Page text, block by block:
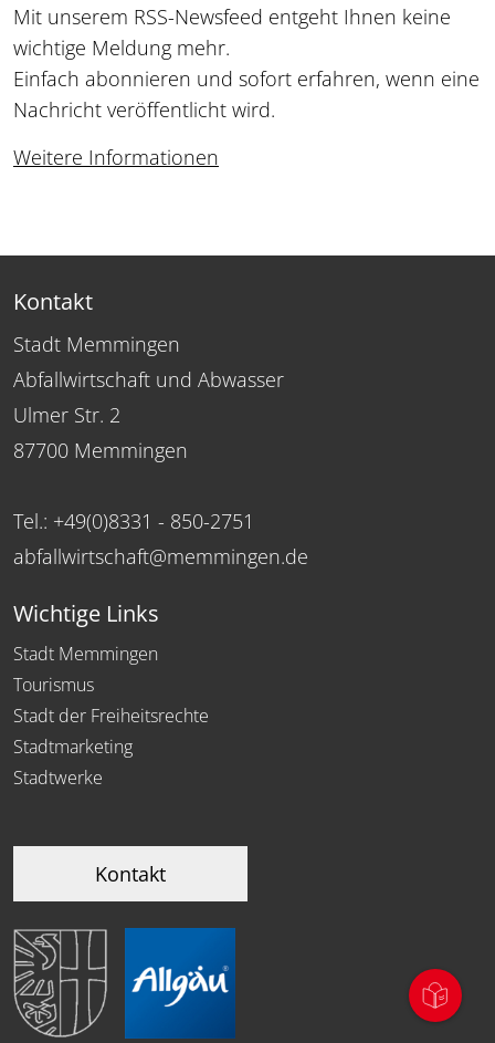
Mit unserem RSS-Newsfeed entgeht Ihnen keine
wichtige Meldung mehr.
Einfach abonnieren und sofort erfahren, wenn eine
Nachricht veröffentlicht wird.
Weitere Informationen
Kontakt
Stadt Memmingen
Abfallwirtschaft und Abwasser
Ulmer Str. 2
87700 Memmingen
Tel.: +49(0)8331 - 850-2751
abfallwirtschaft@memmingen.de
Wichtige Links
Stadt Memmingen
Tourismus
Stadt der Freiheitsrechte
Stadtmarketing
Stadtwerke
Kontakt